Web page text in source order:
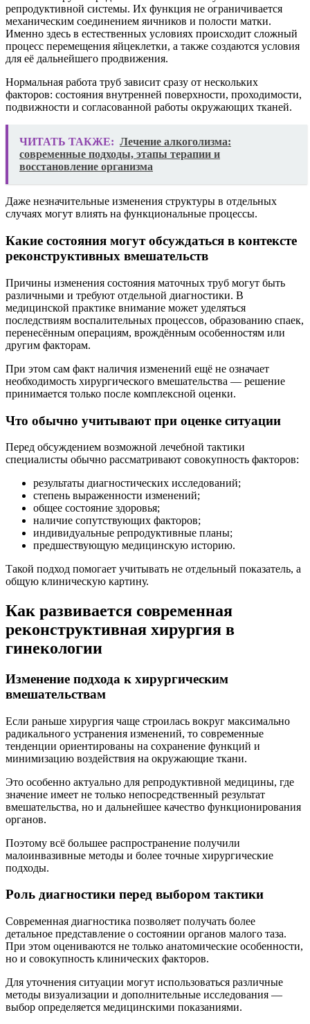
репродуктивной системы. Их функция не ограничивается
механическим соединением яичников и полости матки.
Именно здесь в естественных условиях происходит сложный
процесс перемещения яйцеклетки, а также создаются условия
для её дальнейшего продвижения.
Нормальная работа труб зависит сразу от нескольких
факторов: состояния внутренней поверхности, проходимости,
подвижности и согласованной работы окружающих тканей.
ЧИТАТЬ ТАКЖЕ: Лечение алкоголизма:
современные подходы, этапы терапии и
восстановление организма
Даже незначительные изменения структуры в отдельных
случаях могут влиять на функциональные процессы.
Какие состояния могут обсуждаться в контексте
реконструктивных вмешательств
Причины изменения состояния маточных труб могут быть
различными и требуют отдельной диагностики. В
медицинской практике внимание может уделяться
последствиям воспалительных процессов, образованию спаек,
перенесённым операциям, врождённым особенностям или
другим факторам.
При этом сам факт наличия изменений ещё не означает
необходимость хирургического вмешательства — решение
принимается только после комплексной оценки.
Что обычно учитывают при оценке ситуации
Перед обсуждением возможной лечебной тактики
специалисты обычно рассматривают совокупность факторов:
результаты диагностических исследований;
степень выраженности изменений;
общее состояние здоровья;
наличие сопутствующих факторов;
индивидуальные репродуктивные планы;
предшествующую медицинскую историю.
Такой подход помогает учитывать не отдельный показатель, а
общую клиническую картину.
Как развивается современная
реконструктивная хирургия в
гинекологии
Изменение подхода к хирургическим
вмешательствам
Если раньше хирургия чаще строилась вокруг максимально
радикального устранения изменений, то современные
тенденции ориентированы на сохранение функций и
минимизацию воздействия на окружающие ткани.
Это особенно актуально для репродуктивной медицины, где
значение имеет не только непосредственный результат
вмешательства, но и дальнейшее качество функционирования
органов.
Поэтому всё большее распространение получили
малоинвазивные методы и более точные хирургические
подходы.
Роль диагностики перед выбором тактики
Современная диагностика позволяет получать более
детальное представление о состоянии органов малого таза.
При этом оцениваются не только анатомические особенности,
но и совокупность клинических факторов.
Для уточнения ситуации могут использоваться различные
методы визуализации и дополнительные исследования —
выбор определяется медицинскими показаниями.